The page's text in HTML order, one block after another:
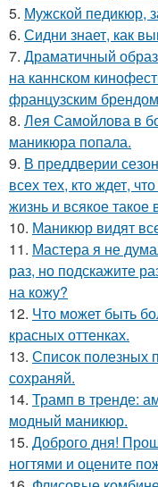
5. Мужской педикюр,
6. Сидни знает, как
7. Драматичный
на каннском
французским
8. Лея Самойлова в
маникюра попала.
9. В преддверии
всех тех, кто ждет,
жизнь и всякое такое
10. Маникюр видят
11. Мастера я не
раз, но подскажите
на кожу?
12. Что может быть
красных оттенках.
13. Список полезных
сохраняй.
14. Трамп в тренде:
модный маникюр.
15. Доброго дня!
ногтями и оцените